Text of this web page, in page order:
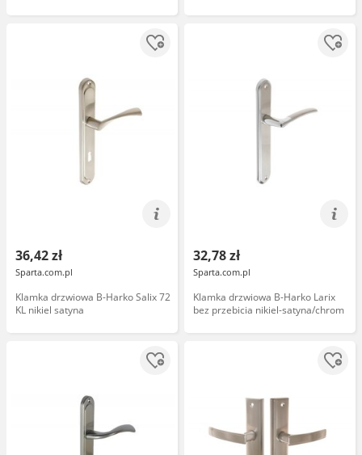
36,42 zł
Sparta.com.pl
Klamka drzwiowa B-Harko Salix 72
KL nikiel satyna
32,78 zł
Sparta.com.pl
Klamka drzwiowa B-Harko Larix
bez przebicia nikiel-satyna/chrom